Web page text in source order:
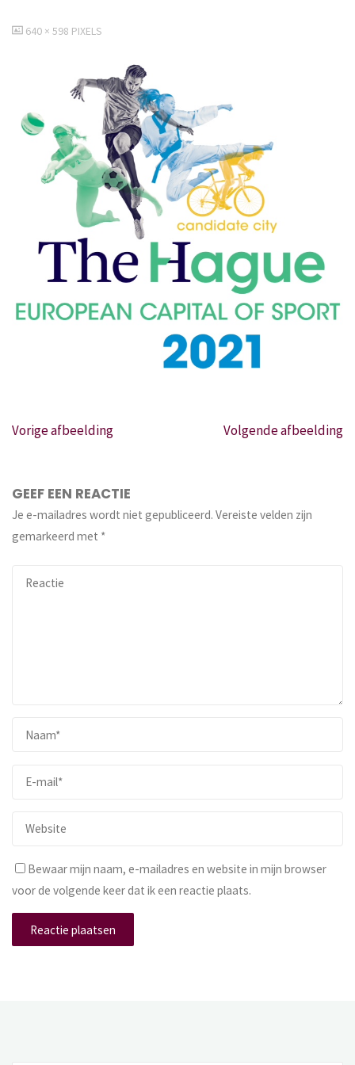
VOLLEDIGE
640 × 598 PIXELS
Vorige afbeelding Volgende afbeelding
GEEF EEN REACTIE
Je e-mailadres wordt niet gepubliceerd. Vereiste velden zijn
gemarkeerd met *
Bewaar mijn naam, e-mailadres en website in mijn browser
voor de volgende keer dat ik een reactie plaats.